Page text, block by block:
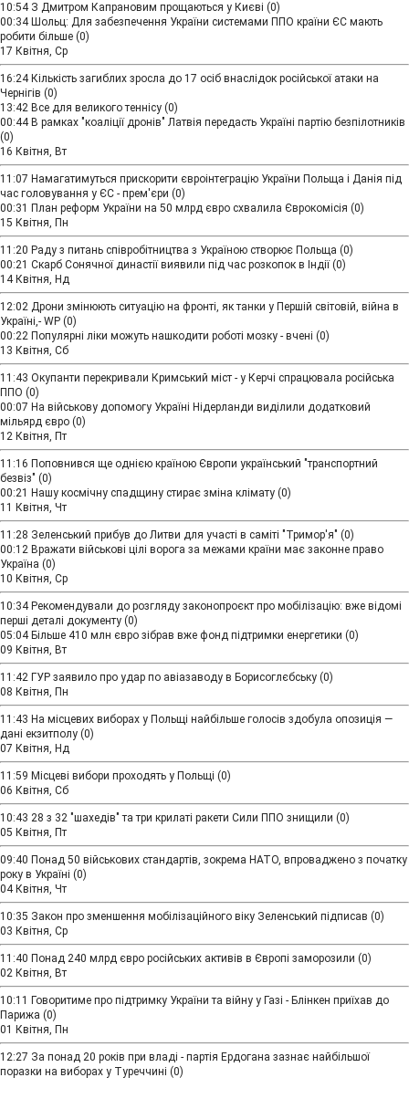
10:54 З Дмитром Капрановим прощаються у Києві (0)
00:34 Шольц: Для забезпечення України системами ППО країни ЄС мають
робити більше (0)
17 Квітня, Ср
16:24 Кількість загиблих зросла до 17 осіб внаслідок російської атаки на
Чернігів (0)
13:42 Все для великого теннісу (0)
00:44 В рамках "коаліції дронів" Латвія передасть Україні партію безпілотників
(0)
16 Квітня, Вт
11:07 Намагатимуться прискорити євроінтеграцію України Польща і Данія під
час головування у ЄС - прем'єри (0)
00:31 План реформ України на 50 млрд євро схвалила Єврокомісія (0)
15 Квітня, Пн
11:20 Раду з питань співробітництва з Україною створює Польща (0)
00:21 Скарб Сонячної династії виявили під час розкопок в Індії (0)
14 Квітня, Нд
12:02 Дрони змінюють ситуацію на фронті, як танки у Першій світовій, війна в
Україні,- WP (0)
00:22 Популярні ліки можуть нашкодити роботі мозку - вчені (0)
13 Квітня, Сб
11:43 Окупанти перекривали Кримський міст - у Керчі спрацювала російська
ППО (0)
00:07 На військову допомогу Україні Нідерланди виділили додатковий
мільярд євро (0)
12 Квітня, Пт
11:16 Поповнився ще однією країною Європи український "транспортний
безвіз" (0)
00:21 Нашу космічну спадщину стирає зміна клімату (0)
11 Квітня, Чт
11:28 Зеленський прибув до Литви для участі в саміті "Тримор'я" (0)
00:12 Вражати військові цілі ворога за межами країни має законне право
Україна (0)
10 Квітня, Ср
10:34 Рекомендували до розгляду законопроєкт про мобілізацію: вже відомі
перші деталі документу (0)
05:04 Більше 410 млн євро зібрав вже фонд підтримки енергетики (0)
09 Квітня, Вт
11:42 ГУР заявило про удар по авіазаводу в Борисоглєбську (0)
08 Квітня, Пн
11:43 На місцевих виборах у Польщі найбільше голосів здобула опозиція —
дані екзитполу (0)
07 Квітня, Нд
11:59 Місцеві вибори проходять у Польщі (0)
06 Квітня, Сб
10:43 28 з 32 "шахедів" та три крилаті ракети Сили ППО знищили (0)
05 Квітня, Пт
09:40 Понад 50 військових стандартів, зокрема НАТО, впроваджено з початку
року в Україні (0)
04 Квітня, Чт
10:35 Закон про зменшення мобілізаційного віку Зеленський підписав (0)
03 Квітня, Ср
11:40 Понад 240 млрд євро російських активів в Європі заморозили (0)
02 Квітня, Вт
10:11 Говоритиме про підтримку України та війну у Газі - Блінкен приїхав до
Парижа (0)
01 Квітня, Пн
12:27 За понад 20 років при владі - партія Ердогана зазнає найбільшої
поразки на виборах у Туреччині (0)